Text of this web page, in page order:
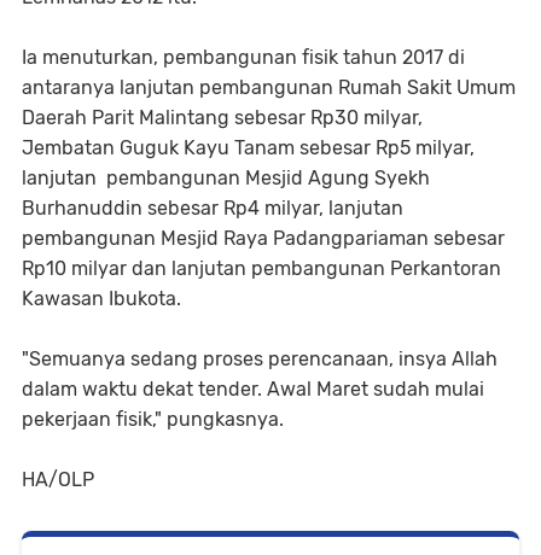
Ia menuturkan, pembangunan fisik tahun 2017 di
antaranya lanjutan pembangunan Rumah Sakit Umum
Daerah Parit Malintang sebesar Rp30 milyar,
Jembatan Guguk Kayu Tanam sebesar Rp5 milyar,
lanjutan pembangunan Mesjid Agung Syekh
Burhanuddin sebesar Rp4 milyar, lanjutan
pembangunan Mesjid Raya Padangpariaman sebesar
Rp10 milyar dan lanjutan pembangunan Perkantoran
Kawasan Ibukota.
"Semuanya sedang proses perencanaan, insya Allah
dalam waktu dekat tender. Awal Maret sudah mulai
pekerjaan fisik," pungkasnya.
HA/OLP